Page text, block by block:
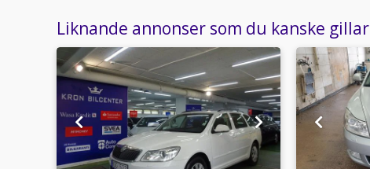
Liknande annonser som du kanske gillar